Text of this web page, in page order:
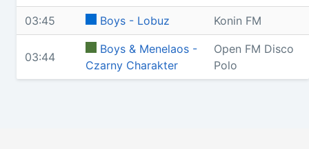
03:45 Boys - Lobuz Konin FM
03:44
Boys & Menelaos -
Czarny Charakter
Open FM Disco
Polo